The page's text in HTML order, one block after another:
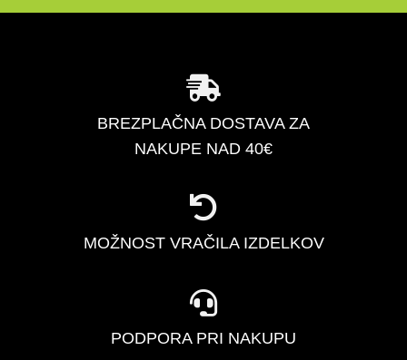
BREZPLAČNA DOSTAVA ZA
NAKUPE NAD 40€
MOŽNOST VRAČILA IZDELKOV
PODPORA PRI NAKUPU